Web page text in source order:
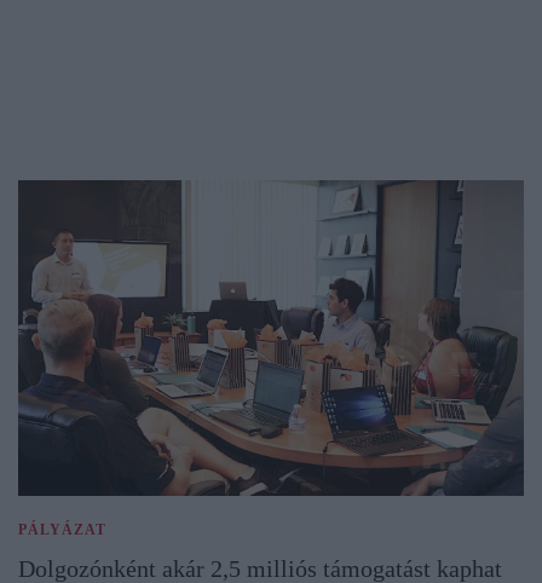
PÁLYÁZAT
Dolgozónként akár 2,5 milliós támogatást kaphat